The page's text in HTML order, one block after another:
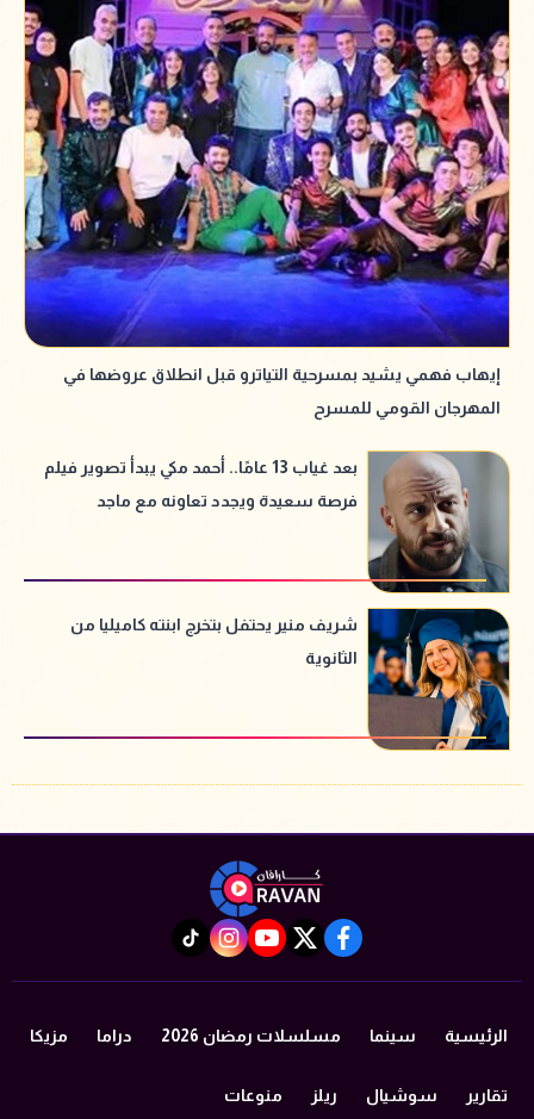
إيهاب فهمي يشيد بمسرحية التياترو قبل انطلاق عروضها في
المهرجان القومي للمسرح
بعد غياب 13 عامًا.. أحمد مكي يبدأ تصوير فيلم
فرصة سعيدة ويجدد تعاونه مع ماجد
شريف منير يحتفل بتخرج ابنته كاميليا من
الثانوية
facebook
twitter
youtube
instagram
tiktok
الرئيسية سينما مسلسلات رمضان 2026 دراما مزيكا
تقارير سوشيال ريلز منوعات